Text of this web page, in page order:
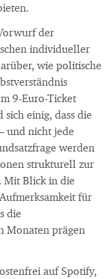
der
individueller
wie politische
9-Euro-Ticket
sich einig, dass die
und nicht jede
werden
strukturell zur
Mit Blick in die
für
die
Monaten prägen
auf Spotify,